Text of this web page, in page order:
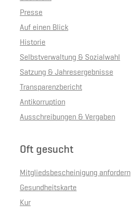
Presse
Auf einen Blick
Historie
Selbstverwaltung & Sozialwahl
Satzung & Jahresergebnisse
Transparenzbericht
Antikorruption
Ausschreibungen & Vergaben
Oft gesucht
Mitgliedsbescheinigung anfordern
Gesundheitskarte
Kur